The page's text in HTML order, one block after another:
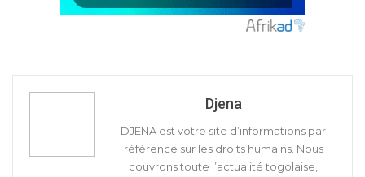
Djena
DJENA est votre site d’informations par
référence sur les droits humains. Nous
couvrons toute l’actualité togolaise,